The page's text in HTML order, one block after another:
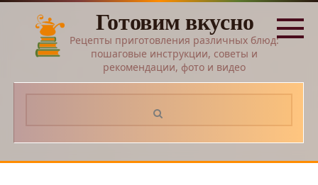
Перейти
контенту
Готовим вкусно
Рецепты приготовления различных блюд:
пошаговые инструкции, советы и
рекомендации, фото и видео